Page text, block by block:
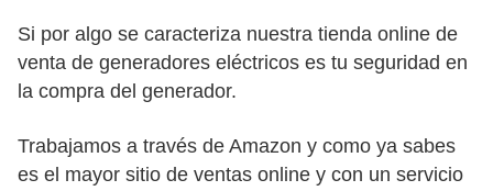
Si por algo se caracteriza nuestra tienda online de
venta de generadores eléctricos es tu seguridad en
la compra del generador.
Trabajamos a través de Amazon y como ya sabes
es el mayor sitio de ventas online y con un servicio